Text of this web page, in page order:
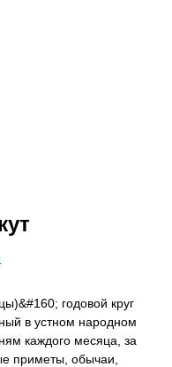
годовой круг
в устном народном
каждого месяца, за
приметы, обычаи,